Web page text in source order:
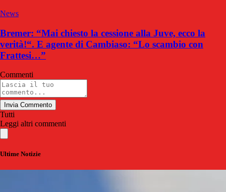
News
Bremer: “Mai chiesto la cessione alla Juve, ecco la
verità!“. E agente di Cambiaso: “Lo scambio con
Frattesi…”
Commenti
Invia Commento
Tutti
Leggi altri commenti
Ultime Notizie